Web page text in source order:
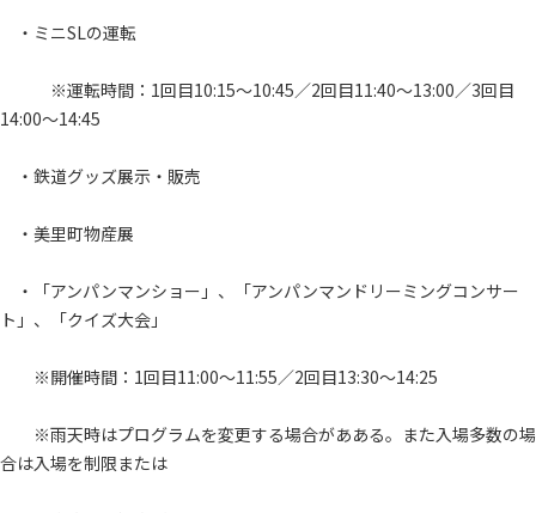
・ミニSLの運転
※運転時間：1回目10:15～10:45／2回目11:40～13:00／3回目
14:00～14:45
・鉄道グッズ展示・販売
・美里町物産展
・「アンパンマンショー」、「アンパンマンドリーミングコンサー
ト」、「クイズ大会」
※開催時間：1回目11:00～11:55／2回目13:30～14:25
※雨天時はプログラムを変更する場合があある。また入場多数の場
合は入場を制限または